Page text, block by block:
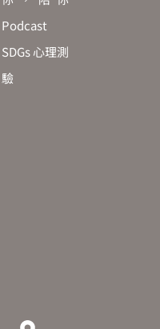
Podcast
SDGs 心理測
驗